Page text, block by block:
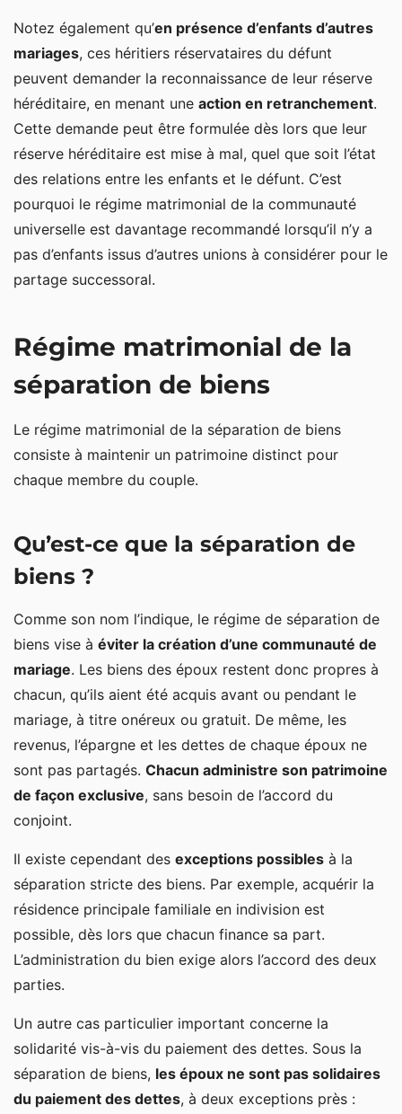
Notez également qu’en présence d’enfants d’autres
mariages, ces héritiers réservataires du défunt
peuvent demander la reconnaissance de leur réserve
héréditaire, en menant une action en retranchement.
Cette demande peut être formulée dès lors que leur
réserve héréditaire est mise à mal, quel que soit l’état
des relations entre les enfants et le défunt. C’est
pourquoi le régime matrimonial de la communauté
universelle est davantage recommandé lorsqu’il n’y a
pas d’enfants issus d’autres unions à considérer pour le
partage successoral.
Régime matrimonial de la
séparation de biens
Le régime matrimonial de la séparation de biens
consiste à maintenir un patrimoine distinct pour
chaque membre du couple.
Qu’est-ce que la séparation de
biens ?
Comme son nom l’indique, le régime de séparation de
biens vise à éviter la création d’une communauté de
mariage. Les biens des époux restent donc propres à
chacun, qu’ils aient été acquis avant ou pendant le
mariage, à titre onéreux ou gratuit. De même, les
revenus, l’épargne et les dettes de chaque époux ne
sont pas partagés. Chacun administre son patrimoine
de façon exclusive, sans besoin de l’accord du
conjoint.
Il existe cependant des exceptions possibles à la
séparation stricte des biens. Par exemple, acquérir la
résidence principale familiale en indivision est
possible, dès lors que chacun finance sa part.
L’administration du bien exige alors l’accord des deux
parties.
Un autre cas particulier important concerne la
solidarité vis-à-vis du paiement des dettes. Sous la
séparation de biens, les époux ne sont pas solidaires
du paiement des dettes, à deux exceptions près :